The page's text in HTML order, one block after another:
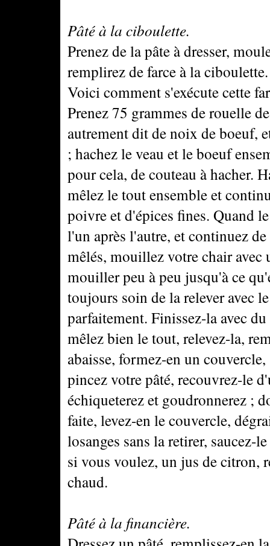
Pâté à la ciboulette.
Prenez de la pâte à dresser,
remplirez de farce à la ciboulette.
Voici comment s'exécute cette
Prenez 75 grammes de rouelle
autrement dit de noix de boeuf,
; hachez le veau et le boeuf
pour cela, de couteau à hacher.
mêlez le tout ensemble et
poivre et d'épices fines. Quand
l'un après l'autre, et continuez
mêlés, mouillez votre chair avec
mouiller peu à peu jusqu'à ce
toujours soin de la relever avec
parfaitement. Finissez-la avec
mêlez bien le tout, relevez-la,
abaisse, formez-en un
pincez votre pâté, recouvrez-le
échiqueterez et goudronnerez ;
faite, levez-en le couvercle,
losanges sans la retirer, saucez-
si vous voulez, un jus de citron,
chaud.
Pâté à la financière.